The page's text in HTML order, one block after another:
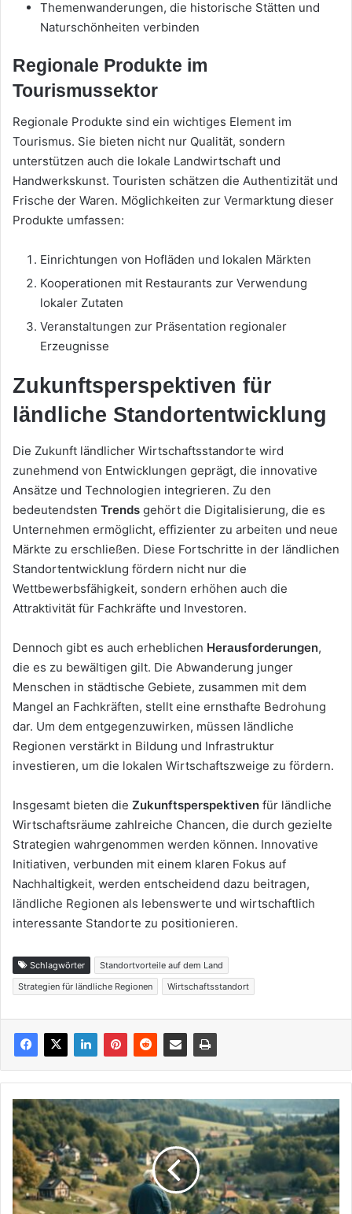
Themenwanderungen, die historische Stätten und
Naturschönheiten verbinden
Regionale Produkte im
Tourismussektor
Regionale Produkte sind ein wichtiges Element im
Tourismus. Sie bieten nicht nur Qualität, sondern
unterstützen auch die lokale Landwirtschaft und
Handwerkskunst. Touristen schätzen die Authentizität und
Frische der Waren. Möglichkeiten zur Vermarktung dieser
Produkte umfassen:
Einrichtungen von Hofläden und lokalen Märkten
Kooperationen mit Restaurants zur Verwendung
lokaler Zutaten
Veranstaltungen zur Präsentation regionaler
Erzeugnisse
Zukunftsperspektiven für
ländliche Standortentwicklung
Die Zukunft ländlicher Wirtschaftsstandorte wird
zunehmend von Entwicklungen geprägt, die innovative
Ansätze und Technologien integrieren. Zu den
bedeutendsten Trends gehört die Digitalisierung, die es
Unternehmen ermöglicht, effizienter zu arbeiten und neue
Märkte zu erschließen. Diese Fortschritte in der ländlichen
Standortentwicklung fördern nicht nur die
Wettbewerbsfähigkeit, sondern erhöhen auch die
Attraktivität für Fachkräfte und Investoren.
Dennoch gibt es auch erheblichen Herausforderungen,
die es zu bewältigen gilt. Die Abwanderung junger
Menschen in städtische Gebiete, zusammen mit dem
Mangel an Fachkräften, stellt eine ernsthafte Bedrohung
dar. Um dem entgegenzuwirken, müssen ländliche
Regionen verstärkt in Bildung und Infrastruktur
investieren, um die lokalen Wirtschaftszweige zu fördern.
Insgesamt bieten die Zukunftsperspektiven für ländliche
Wirtschaftsräume zahlreiche Chancen, die durch gezielte
Strategien wahrgenommen werden können. Innovative
Initiativen, verbunden mit einem klaren Fokus auf
Nachhaltigkeit, werden entscheidend dazu beitragen,
ländliche Regionen als lebenswerte und wirtschaftlich
interessante Standorte zu positionieren.
Schlagwörter
Standortvorteile auf dem Land
Strategien für ländliche Regionen
Wirtschaftsstandort
Wie
ältere
Menschen
in
Lippe
ihren
Ruhestand